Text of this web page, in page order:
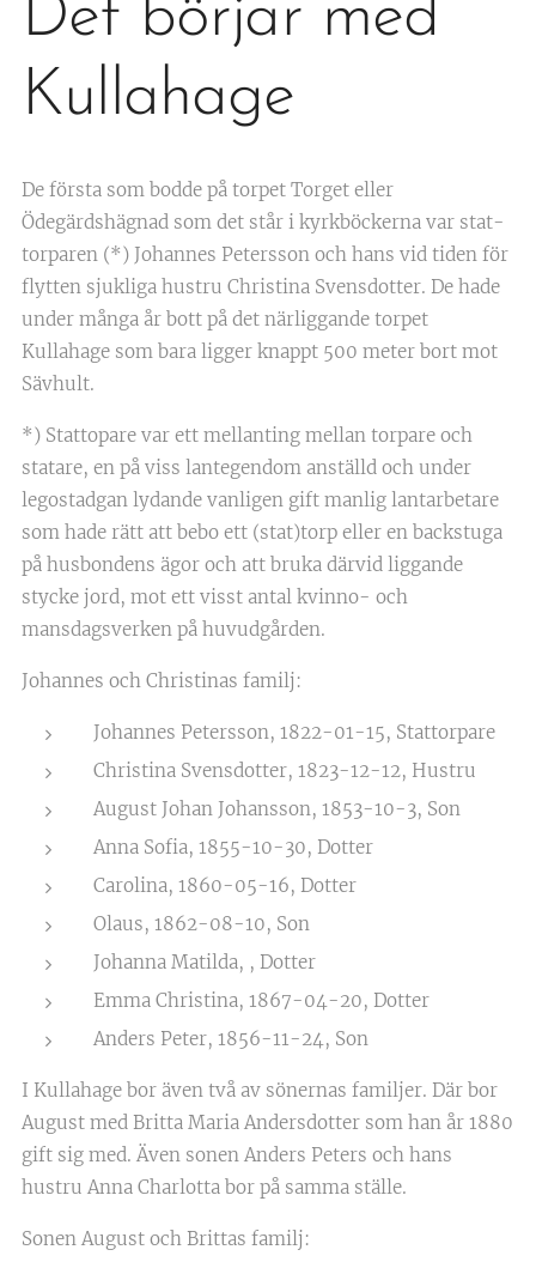
Det börjar med
Kullahage
De första som bodde på torpet Torget eller
Ödegärdshägnad som det står i kyrkböckerna var stat-
torparen (*) Johannes Petersson och hans vid tiden för
flytten sjukliga hustru Christina Svensdotter. De hade
under många år bott på det närliggande torpet
Kullahage som bara ligger knappt 500 meter bort mot
Sävhult.
*) Stattopare var ett mellanting mellan torpare och
statare, en på viss lantegendom anställd och under
legostadgan lydande vanligen gift manlig lantarbetare
som hade rätt att bebo ett (stat)torp eller en backstuga
på husbondens ägor och att bruka därvid liggande
stycke jord, mot ett visst antal kvinno- och
mansdagsverken på huvudgården.
Johannes och Christinas familj:
Johannes Petersson, 1822-01-15, Stattorpare
Christina Svensdotter, 1823-12-12, Hustru
August Johan Johansson, 1853-10-3, Son
Anna Sofia, 1855-10-30, Dotter
Carolina, 1860-05-16, Dotter
Olaus, 1862-08-10, Son
Johanna Matilda, , Dotter
Emma Christina, 1867-04-20, Dotter
Anders Peter, 1856-11-24, Son
I Kullahage bor även två av sönernas familjer. Där bor
August med Britta Maria Andersdotter som han år 1880
gift sig med. Även sonen Anders Peters och hans
hustru Anna Charlotta bor på samma ställe.
Sonen August och Brittas familj: